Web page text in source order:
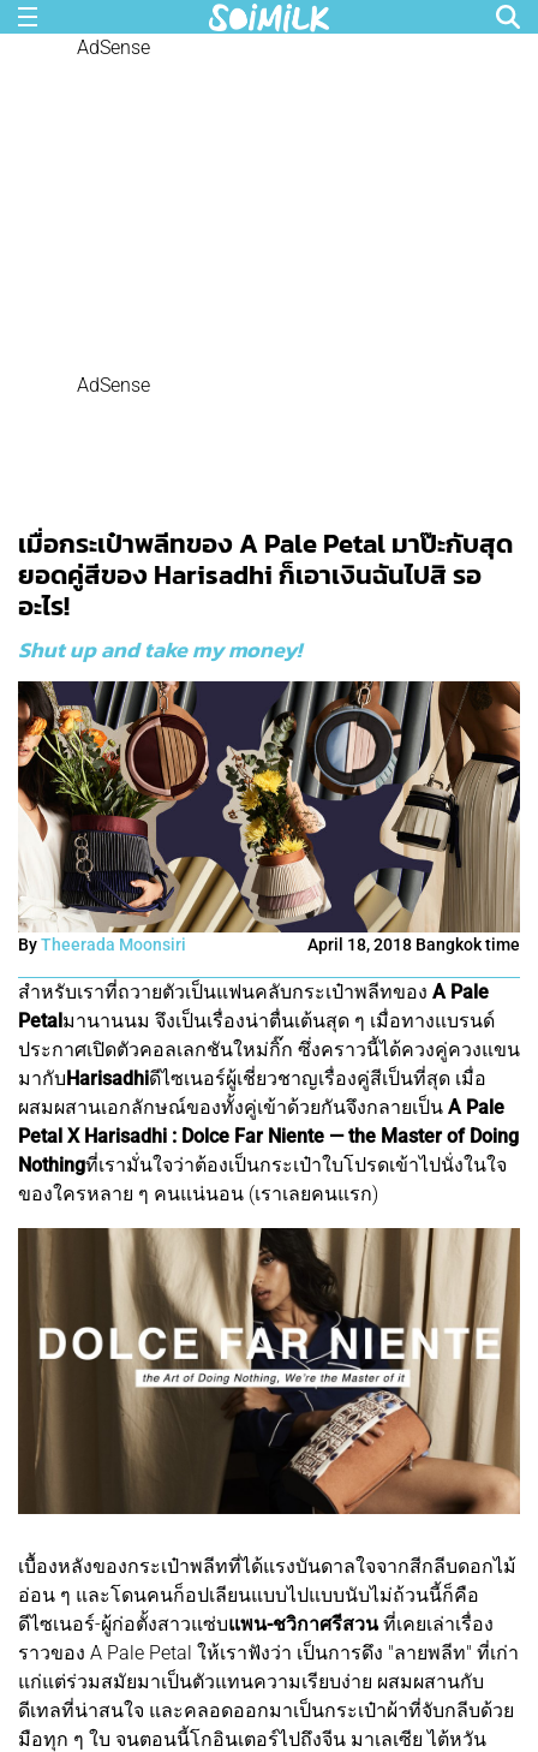
AdSense
AdSense
เมื่อกระเป๋าพลีทของ A Pale Petal มาป๊ะกับสุด
ยอดคู่สีของ Harisadhi ก็เอาเงินฉันไปสิ รอ
อะไร!
Shut up and take my money!
ByTheerada Moonsiri April 18, 2018 Bangkok time
สำหรับเราที่ถวายตัวเป็นแฟนคลับกระเป๋าพลีทของ A Pale
Petalมานานนม จึงเป็นเรื่องน่าตื่นเต้นสุด ๆ เมื่อทางแบรนด์
ประกาศเปิดตัวคอลเลกชันใหม่กิ๊ก ซึ่งคราวนี้ได้ควงคู่ควงแขน
มากับHarisadhiดีไซเนอร์ผู้เชี่ยวชาญเรื่องคู่สีเป็นที่สุด เมื่อ
ผสมผสานเอกลักษณ์ของทั้งคู่เข้าด้วยกันจึงกลายเป็น A Pale
Petal X Harisadhi : Dolce Far Niente — the Master of Doing
Nothingที่เรามั่นใจว่าต้องเป็นกระเป๋าใบโปรดเข้าไปนั่งในใจ
ของใครหลาย ๆ คนแน่นอน (เราเลยคนแรก)
เบื้องหลังของกระเป๋าพลีทที่ได้แรงบันดาลใจจากสีกลีบดอกไม้
อ่อน ๆ และโดนคนก็อปเลียนแบบไปแบบนับไม่ถ้วนนี้ก็คือ
ดีไซเนอร์-ผู้ก่อตั้งสาวแซ่บแพน-ชวิกาศรีสวนที่เคยเล่าเรื่อง
ราวของ A Pale Petal ให้เราฟังว่า เป็นการดึง "ลายพลีท" ที่เก่า
แก่แต่ร่วมสมัยมาเป็นตัวแทนความเรียบง่าย ผสมผสานกับ
ดีเทลที่น่าสนใจ และคลอดออกมาเป็นกระเป๋าผ้าที่จับกลีบด้วย
มือทุก ๆ ใบ จนตอนนี้โกอินเตอร์ไปถึงจีน มาเลเซีย ไต้หวัน